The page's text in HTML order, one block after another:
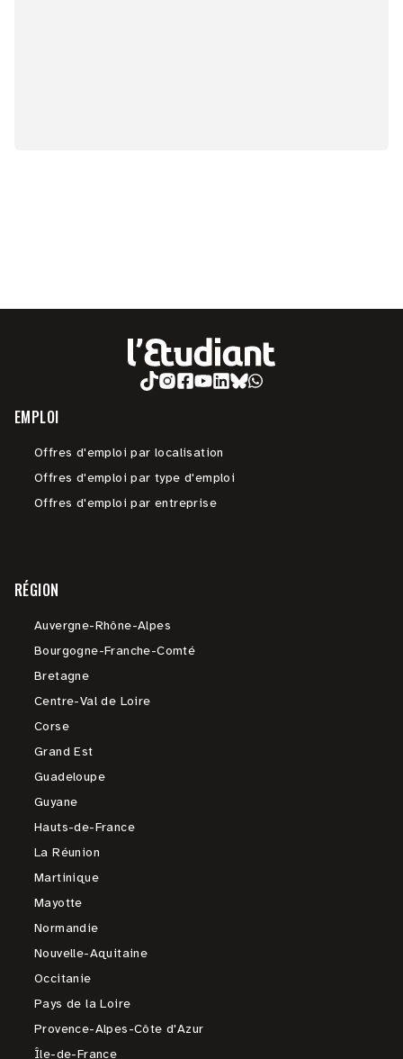
EMPLOI
Offres d'emploi par localisation
Offres d'emploi par type d'emploi
Offres d'emploi par entreprise
RÉGION
Auvergne-Rhône-Alpes
Bourgogne-Franche-Comté
Bretagne
Centre-Val de Loire
Corse
Grand Est
Guadeloupe
Guyane
Hauts-de-France
La Réunion
Martinique
Mayotte
Normandie
Nouvelle-Aquitaine
Occitanie
Pays de la Loire
Provence-Alpes-Côte d'Azur
Île-de-France